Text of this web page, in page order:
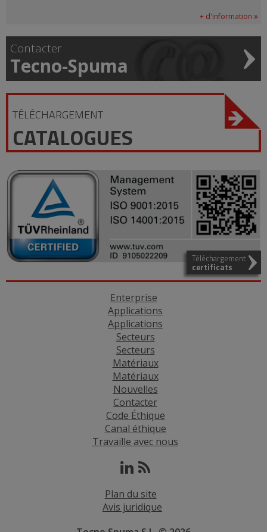
+ d'information
Contacter
Tecno-Spuma
TÉLÉCHARGEMENT
CATALOGUES
Téléchargement
certificats
Enterprise
Applications
Applications
Secteurs
Secteurs
Matériaux
Matériaux
Nouvelles
Contacter
Code Éthique
Canal éthique
Travaille avec nous
Plan du site
Avis juridique